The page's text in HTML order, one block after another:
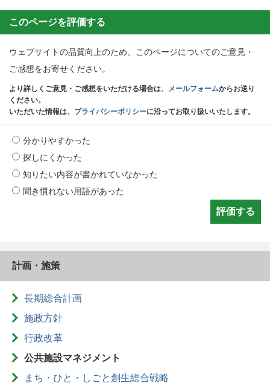
このページを評価する
ウェブサイトの品質向上のため、このページについてのご意見・
ご感想をお寄せください。
より詳しくご意見・ご感想をいただける場合は、 メールフォームからお送り
ください。
いただいた情報は、 プライバシーポリシーに沿ってお取り扱いいたします。
分かりやすかった
探しにくかった
知りたい内容が書かれていなかった
聞き慣れない用語があった
計画・施策
長期総合計画
施政方針
行政改革
公共施設マネジメント
まち・ひと・しごと創生総合戦略